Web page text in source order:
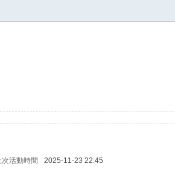
次活動時間 2025-11-23 22:45